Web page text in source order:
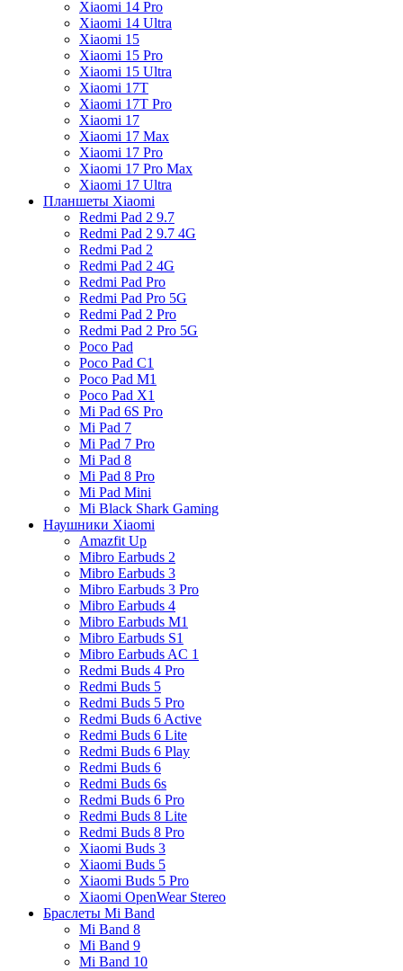
Xiaomi 14 Pro
Xiaomi 14 Ultra
Xiaomi 15
Xiaomi 15 Pro
Xiaomi 15 Ultra
Xiaomi 17T
Xiaomi 17T Pro
Xiaomi 17
Xiaomi 17 Max
Xiaomi 17 Pro
Xiaomi 17 Pro Max
Xiaomi 17 Ultra
Планшеты Xiaomi
Redmi Pad 2 9.7
Redmi Pad 2 9.7 4G
Redmi Pad 2
Redmi Pad 2 4G
Redmi Pad Pro
Redmi Pad Pro 5G
Redmi Pad 2 Pro
Redmi Pad 2 Pro 5G
Poco Pad
Poco Pad C1
Poco Pad M1
Poco Pad X1
Mi Pad 6S Pro
Mi Pad 7
Mi Pad 7 Pro
Mi Pad 8
Mi Pad 8 Pro
Mi Pad Mini
Mi Black Shark Gaming
Наушники Xiaomi
Amazfit Up
Mibro Earbuds 2
Mibro Earbuds 3
Mibro Earbuds 3 Pro
Mibro Earbuds 4
Mibro Earbuds M1
Mibro Earbuds S1
Mibro Earbuds AC 1
Redmi Buds 4 Pro
Redmi Buds 5
Redmi Buds 5 Pro
Redmi Buds 6 Active
Redmi Buds 6 Lite
Redmi Buds 6 Play
Redmi Buds 6
Redmi Buds 6s
Redmi Buds 6 Pro
Redmi Buds 8 Lite
Redmi Buds 8 Pro
Xiaomi Buds 3
Xiaomi Buds 5
Xiaomi Buds 5 Pro
Xiaomi OpenWear Stereo
Браслеты Mi Band
Mi Band 8
Mi Band 9
Mi Band 10